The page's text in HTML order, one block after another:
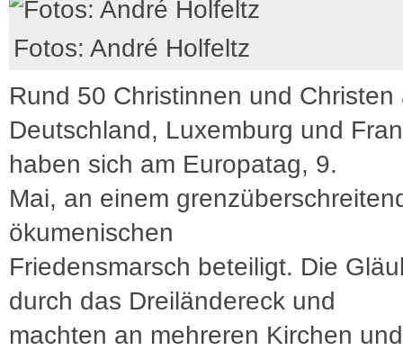
Fotos: André Holfeltz
Rund 50 Christinnen und Christen
Deutschland, Luxemburg und
haben sich am Europatag, 9.
Mai, an einem
ökumenischen
Friedensmarsch beteiligt. Die
durch das Dreiländereck und
machten an mehreren Kirchen und